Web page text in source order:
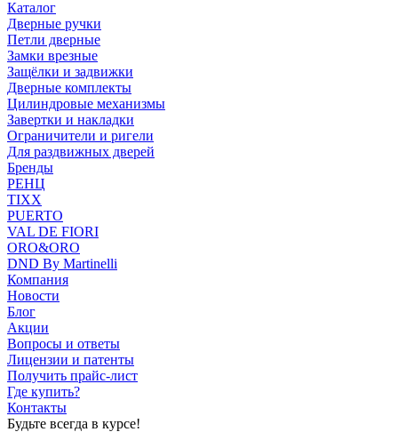
Каталог
Дверные ручки
Петли дверные
Замки врезные
Защёлки и задвижки
Дверные комплекты
Цилиндровые механизмы
Завертки и накладки
Ограничители и ригели
Для раздвижных дверей
Бренды
РЕНЦ
TIXX
PUERTO
VAL DE FIORI
ORO&ORO
DND By Martinelli
Компания
Новости
Блог
Акции
Вопросы и ответы
Лицензии и патенты
Получить прайс-лист
Где купить?
Контакты
Будьте всегда в курсе!